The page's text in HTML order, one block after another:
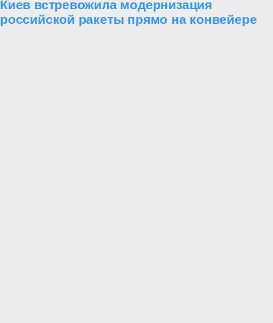
Киев встревожила модернизация
российской ракеты прямо на конвейере